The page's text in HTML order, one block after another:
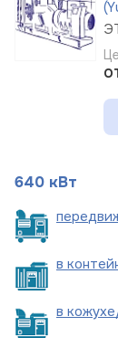
640 кВт
пере
в
в